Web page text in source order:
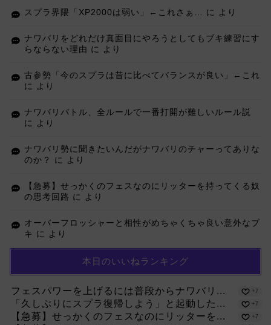
スプラ界隈「XP2000は弱い」←これさぁ… に より
ナワバリをどれだけ真面目にやろうとしてもブキ練習にす
らならない理由 に より
古参勢「今のスプラは昔に比べてバランスが良い」←これ
に より
ナワバリバトル、全ルールで一番打開が難しいルール説
に より
ナワバリ勢に聞きたいんだがナワバリのチャーってありな
のか？
に より
【急募】せっかくのフェスなのにリッターを持ってくる奴
の思考回路 に より
オーバーフロッシャーと相性がめちゃくちゃ良い意外なブ
キ に より
本日のいいねランキング
フェスパワーを上げるには普段からナワバリ... +7
「久しぶりにスプラ復帰しよう」と起動した... +7
【急募】せっかくのフェスなのにリッターを... +7